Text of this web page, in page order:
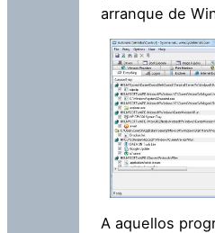
arranque de
A aquellos